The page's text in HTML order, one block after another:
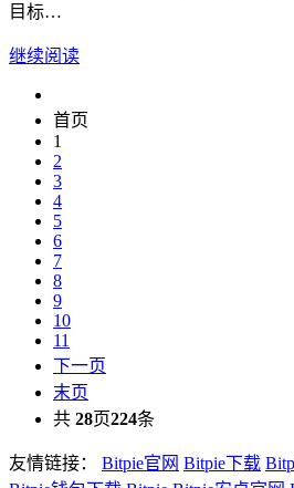
目标…
继续阅读
首页
1
2
3
4
5
6
7
8
9
10
11
下一页
末页
共 28页224条
友情链接： Bitpie官网 Bitpie下载